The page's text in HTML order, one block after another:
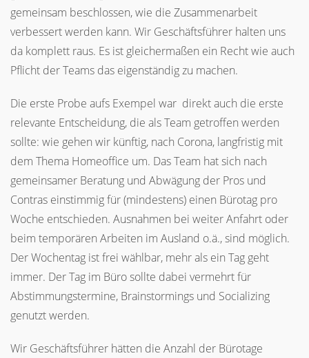
gemeinsam beschlossen, wie die Zusammenarbeit
verbessert werden kann. Wir Geschäftsführer halten uns
da komplett raus. Es ist gleichermaßen ein Recht wie auch
Pflicht der Teams das eigenständig zu machen.
Die erste Probe aufs Exempel war direkt auch die erste
relevante Entscheidung, die als Team getroffen werden
sollte: wie gehen wir künftig, nach Corona, langfristig mit
dem Thema Homeoffice um. Das Team hat sich nach
gemeinsamer Beratung und Abwägung der Pros und
Contras einstimmig für (mindestens) einen Bürotag pro
Woche entschieden. Ausnahmen bei weiter Anfahrt oder
beim temporären Arbeiten im Ausland o.ä., sind möglich.
Der Wochentag ist frei wählbar, mehr als ein Tag geht
immer. Der Tag im Büro sollte dabei vermehrt für
Abstimmungstermine, Brainstormings und Socializing
genutzt werden.
Wir Geschäftsführer hätten die Anzahl der Bürotage